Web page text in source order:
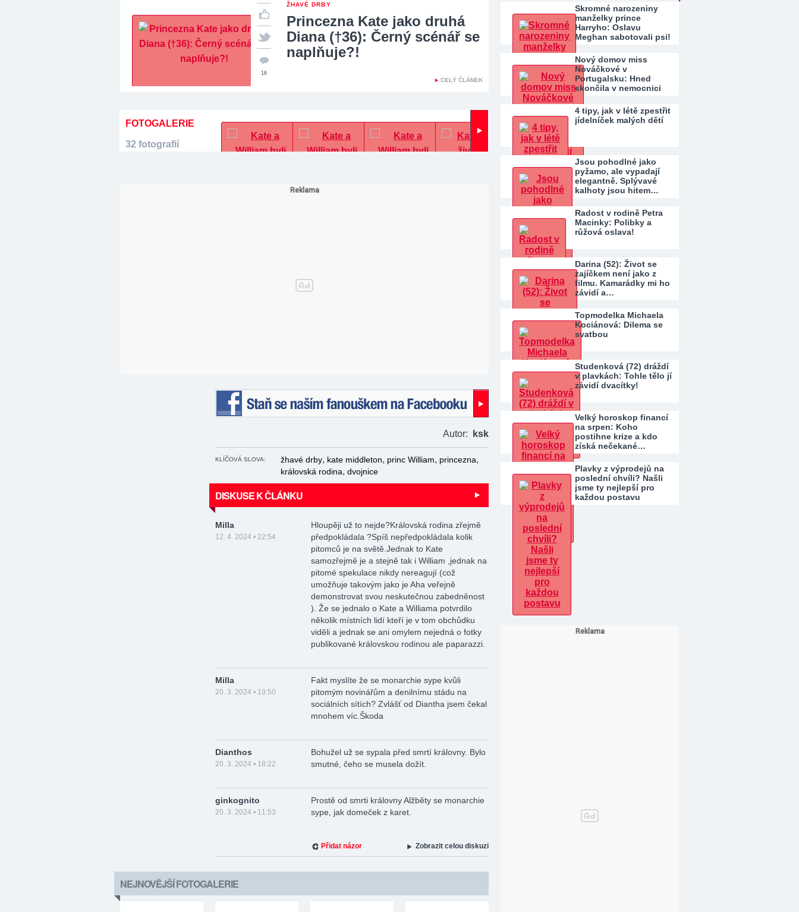
ŽHAVÉ DRBY
Princezna Kate jako druhá
Diana (†36): Černý scénář se
naplňuje?!
CELÝ ČLÁNEK
16
FOTOGALERIE
32 fotografií
Autor:
ksk
KLÍČOVÁ SLOVA: žhavé drby, kate middleton, princ William, princezna,
královská rodina, dvojnice
DISKUSE K ČLÁNKU
Milla
12. 4. 2024 • 22:54
Hloupěji už to nejde?Královská rodina zřejmě
předpokládala ?Spíš nepředpokládala kolik
pitomců je na světě.Jednak to Kate
samozřejmě je a stejně tak i William ,jednak na
pitomé spekulace nikdy nereagují (což
umožňuje takovým jako je Aha veřejně
demonstrovat svou neskutečnou zabedněnost
). Že se jednalo o Kate a Williama potvrdilo
několik místních lidí kteří je v tom obchůdku
viděli a jednak se ani omylem nejedná o fotky
publikované královskou rodinou ale paparazzi.
Milla
20. 3. 2024 • 19:50
Fakt myslíte že se monarchie sype kvůli
pitomým novinářům a denilnímu stádu na
sociálních sítích? Zvlášť od Diantha jsem čekal
mnohem víc.Škoda
Dianthos
20. 3. 2024 • 18:22
Bohužel už se sypala před smrtí královny. Bylo
smutné, čeho se musela dožít.
ginkognito
20. 3. 2024 • 11:53
Prostě od smrti královny Alžběty se monarchie
sype, jak domeček z karet.
Přidat názor Zobrazit celou diskuzi
NEJNOVĚJŠÍ FOTOGALERIE
Skromné narozeniny
manželky prince
Harryho: Oslavu
Meghan sabotovali psi!
Nový domov miss
Nováčkové v
Portugalsku: Hned
skončila v nemocnici
4 tipy, jak v létě zpestřit
jídelníček malých dětí
Jsou pohodlné jako
pyžamo, ale vypadají
elegantně. Splývavé
kalhoty jsou hitem…
Radost v rodině Petra
Macinky: Polibky a
růžová oslava!
Darina (52): Život se
zajíčkem není jako z
filmu. Kamarádky mi ho
závidí a…
Topmodelka Michaela
Kociánová: Dilema se
svatbou
Studenková (72) dráždí
v plavkách: Tohle tělo jí
závidí dvacítky!
Velký horoskop financí
na srpen: Koho
postihne krize a kdo
získá nečekané…
Plavky z výprodejů na
poslední chvíli? Našli
jsme ty nejlepší pro
každou postavu